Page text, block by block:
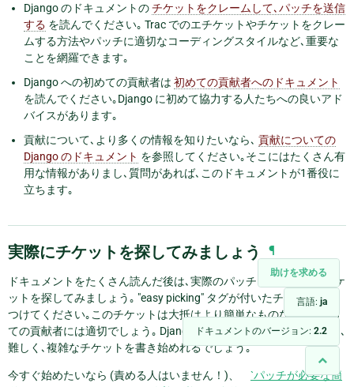
助けを求める
言語: ja
ドキュメントのバージョン: 2.2
Django のドキュメントのチケットをクレームして､パッチを送信
する を読んでください｡ Trac でのエチケットやチケットをクレー
ムする方法やパッチに適切なコーディングスタイルなど､重要な
ことを網羅できます｡
Django への初めての貢献者は 初めての貢献者へのドキュメント
を読んでください｡Django に初めて協力する人たちへの良いアド
バイスがあります｡
貢献について､より多くの情報を知りたいなら､ 貢献についての
Django のドキュメント を参照してください｡そこにはたくさん有
用な情報がありまし､質問があれば､このドキュメントが1番役に
立ちます｡
実際にチケットを探してみましょう ¶
ドキュメントをたくさん読んだ後は､実際のパッチを書けるのでチケ
ットを探してみましょう｡ "easy picking" タグが付いたチケットを見
つけてください｡このチケットは大抵はより簡単なものなので､初め
ての貢献者には適切でしょう｡ Django への貢献に慣れてきたあとは､
難しく､複雑なチケットを書き始めれるでしょう｡
今すぐ始めたいなら (責める人はいません！)、 `パッチが必要な簡